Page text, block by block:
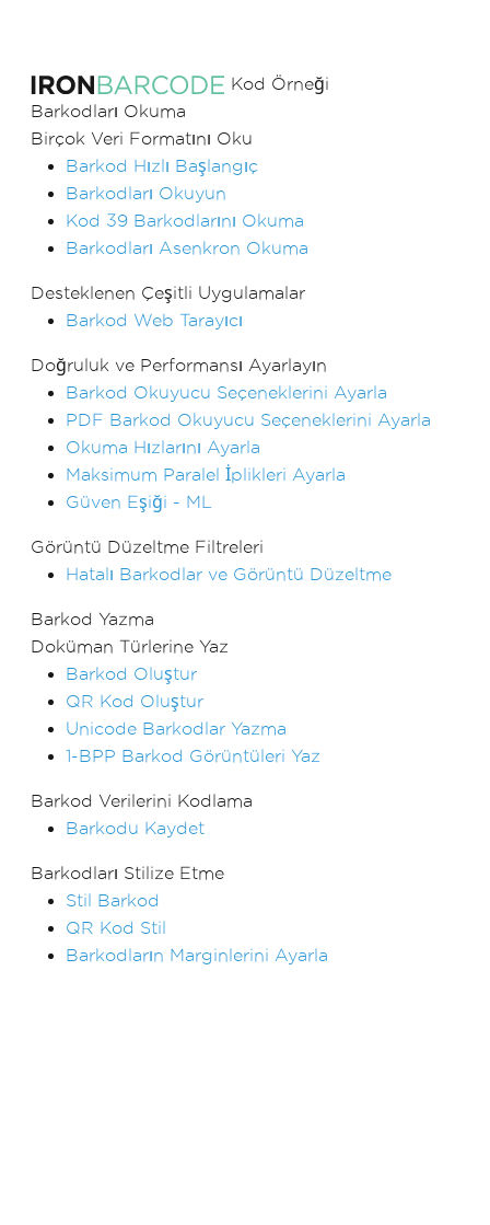
Kod Örneği
Barkodları Okuma
Birçok Veri Formatını Oku
Barkod Hızlı Başlangıç
Barkodları Okuyun
Kod 39 Barkodlarını Okuma
Barkodları Asenkron Okuma
Desteklenen Çeşitli Uygulamalar
Barkod Web Tarayıcı
Doğruluk ve Performansı Ayarlayın
Barkod Okuyucu Seçeneklerini Ayarla
PDF Barkod Okuyucu Seçeneklerini Ayarla
Okuma Hızlarını Ayarla
Maksimum Paralel İplikleri Ayarla
Güven Eşiği - ML
Görüntü Düzeltme Filtreleri
Hatalı Barkodlar ve Görüntü Düzeltme
Barkod Yazma
Doküman Türlerine Yaz
Barkod Oluştur
QR Kod Oluştur
Unicode Barkodlar Yazma
1-BPP Barkod Görüntüleri Yaz
Barkod Verilerini Kodlama
Barkodu Kaydet
Barkodları Stilize Etme
Stil Barkod
QR Kod Stil
Barkodların Marginlerini Ayarla